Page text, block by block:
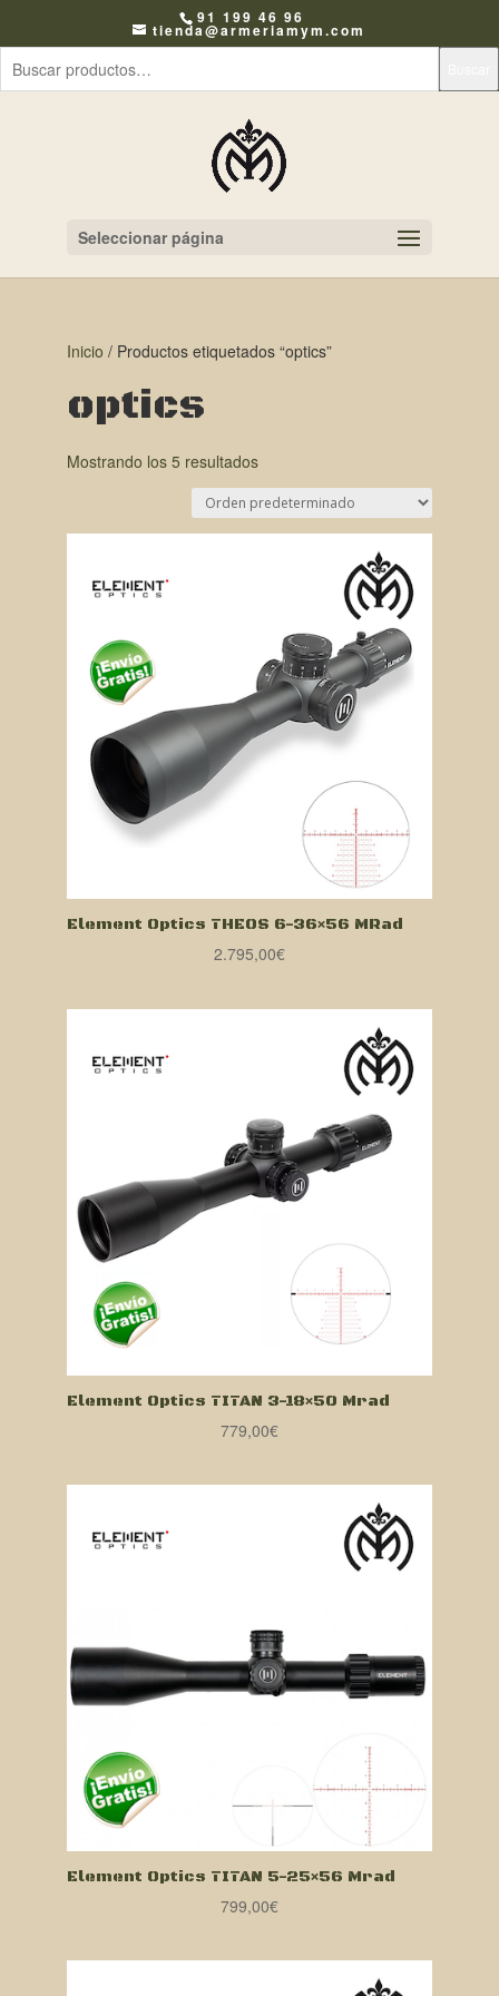
91 199 46 96
tienda@armeriamym.com
Seleccionar página
Inicio / Productos etiquetados “optics”
optics
Mostrando los 5 resultados
Element Optics THEOS 6-36×56 MRad
2.795,00€
Element Optics TITAN 3-18×50 Mrad
779,00€
Element Optics TITAN 5-25×56 Mrad
799,00€